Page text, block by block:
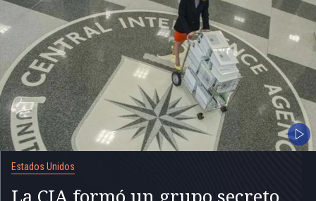
Estados Unidos